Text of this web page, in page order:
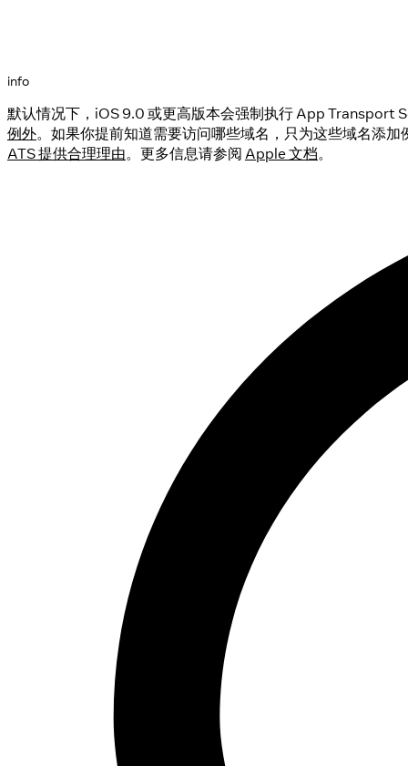
info
默认情况下，iOS 9.0 或更高版本会强制执行 App Transport
例外。如果你提前知道需要访问哪些域名，只为这些域名添
ATS 提供合理理由。更多信息请参阅 Apple 文档。